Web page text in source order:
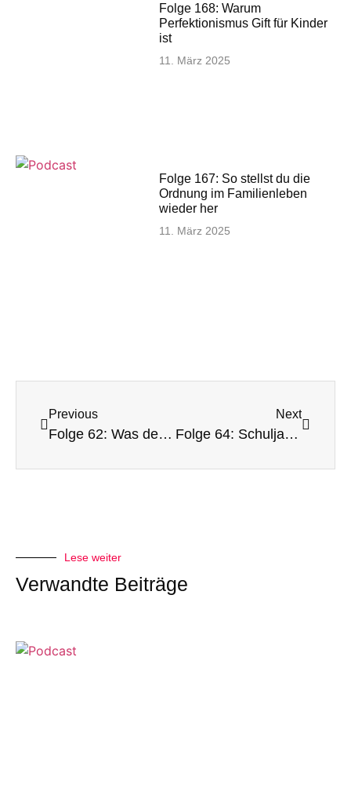
Folge 168: Warum
Perfektionismus Gift für Kinder
ist
11. März 2025
Folge 167: So stellst du die
Ordnung im Familienleben
wieder her
11. März 2025
Previous
Folge 62: Was dein Kind von Einser-SchülerInnen lernen kann
Next
Folge 64: Schuljahres-Endspurt: was tun, wenn das Klassenziel noch nicht gesichert ist
Lese weiter
Verwandte Beiträge